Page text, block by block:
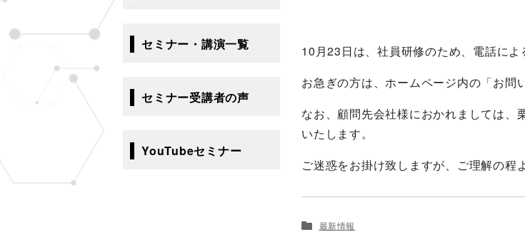
10月23日は、社員研修のため、電話によ
お急ぎの方は、ホームページ内の「お問
なお、顧問先会社様におかれましては、
いたします。
ご迷惑をお掛け致しますが、ご理解の程
最新情報
ョ
ン
セミナー・講演一覧
セミナー受講者の声
YouTubeセミナー